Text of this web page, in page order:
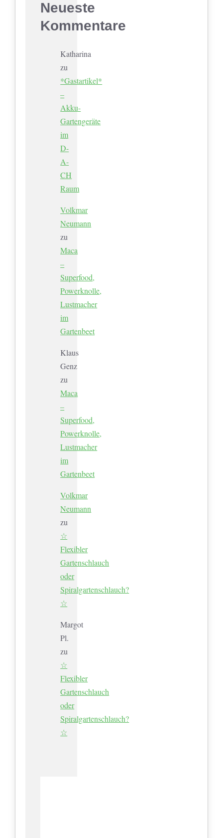
Neueste
Kommentare
Katharina
zu
*Gastartikel*
–
Akku-
Gartengeräte
im
D-
A-
CH
Raum
Volkmar
Neumann
zu
Maca
–
Superfood,
Powerknolle,
Lustmacher
im
Gartenbeet
Klaus
Genz
zu
Maca
–
Superfood,
Powerknolle,
Lustmacher
im
Gartenbeet
Volkmar
Neumann
zu
☆
Flexibler
Gartenschlauch
oder
Spiralgartenschlauch?
☆
Margot
Pl.
zu
☆
Flexibler
Gartenschlauch
oder
Spiralgartenschlauch?
☆